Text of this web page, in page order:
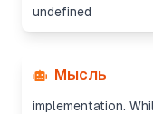
undefined
Мысль
It seems like the
implementation.